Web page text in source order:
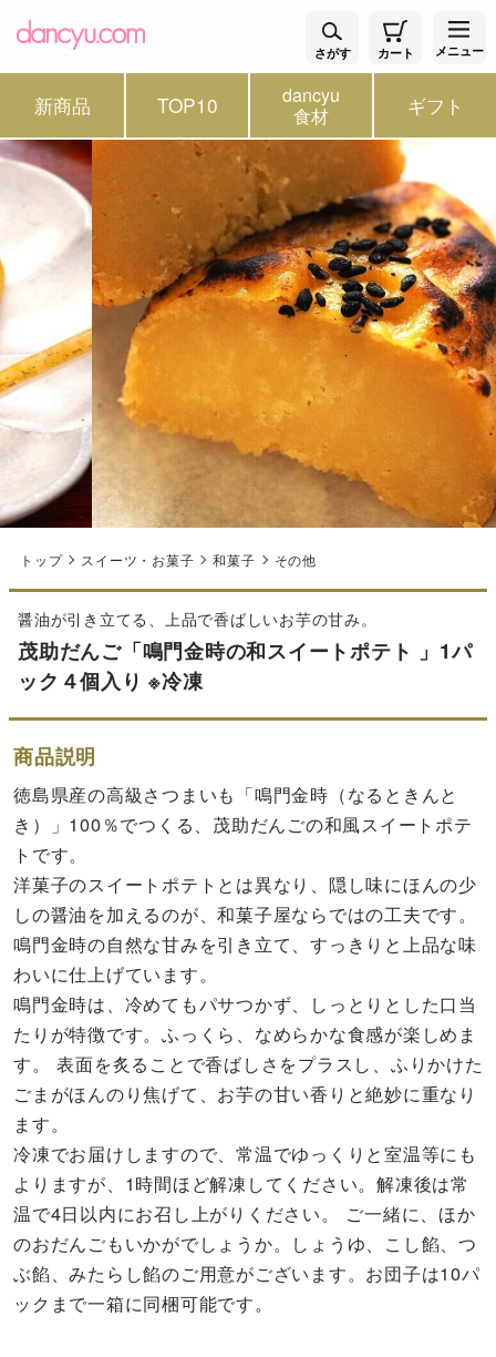
さがす カート メニュー
新商品 TOP10 dancyu
食材 ギフト
トップ スイーツ・お菓子 和菓子 その他
醤油が引き立てる、上品で香ばしいお芋の甘み。
茂助だんご「鳴門金時の和スイートポテト 」1パ
ック４個入り ※冷凍
商品説明
徳島県産の高級さつまいも「鳴門金時（なるときんと
き）」100％でつくる、茂助だんごの和風スイートポテ
トです。
洋菓子のスイートポテトとは異なり、隠し味にほんの少
しの醤油を加えるのが、和菓子屋ならではの工夫です。
鳴門金時の自然な甘みを引き立て、すっきりと上品な味
わいに仕上げています。
鳴門金時は、冷めてもパサつかず、しっとりとした口当
たりが特徴です。ふっくら、なめらかな食感が楽しめま
す。 表面を炙ることで香ばしさをプラスし、ふりかけた
ごまがほんのり焦げて、お芋の甘い香りと絶妙に重なり
ます。
冷凍でお届けしますので、常温でゆっくりと室温等にも
よりますが、1時間ほど解凍してください。解凍後は常
温で4日以内にお召し上がりください。 ご一緒に、ほか
のおだんごもいかがでしょうか。しょうゆ、こし餡、つ
ぶ餡、みたらし餡のご用意がございます。お団子は10パ
ックまで一箱に同梱可能です。